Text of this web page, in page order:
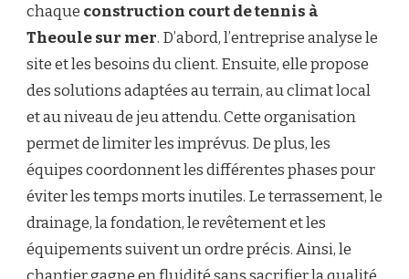
chaque construction court de tennis à
Theoule sur mer. D’abord, l’entreprise analyse le
site et les besoins du client. Ensuite, elle propose
des solutions adaptées au terrain, au climat local
et au niveau de jeu attendu. Cette organisation
permet de limiter les imprévus. De plus, les
équipes coordonnent les différentes phases pour
éviter les temps morts inutiles. Le terrassement, le
drainage, la fondation, le revêtement et les
équipements suivent un ordre précis. Ainsi, le